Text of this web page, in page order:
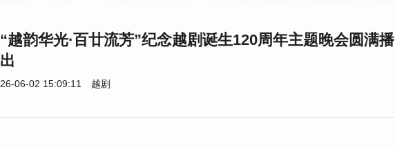
“越韵华光·百廿流芳”纪念越剧诞生120周年主题晚会圆满播
出
26-06-02 15:09:11 越剧